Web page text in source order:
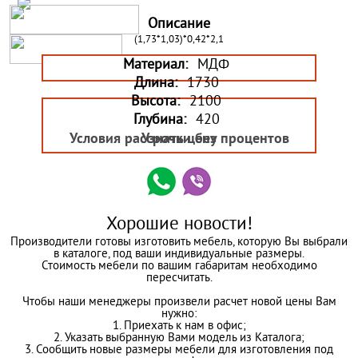
Описание
(1,73*1,03)*0,42*2,1
Материал: МДФ
Длина: 1730
Высота: 2100
Глубина: 420
Узнать цену
Условия рассрочки без процентов
Хорошие новости!
Производители готовы изготовить мебель, которую Вы выбрали
в каталоге, под ваши индивидуальные размеры.
Стоимость мебели по вашим габаритам необходимо
пересчитать.
Чтобы наши менеджеры произвели расчет новой цены Вам
нужно:
1. Приехать к нам в офис;
2. Указать выбранную Вами модель из Каталога;
3. Сообщить новые размеры мебели для изготовления под